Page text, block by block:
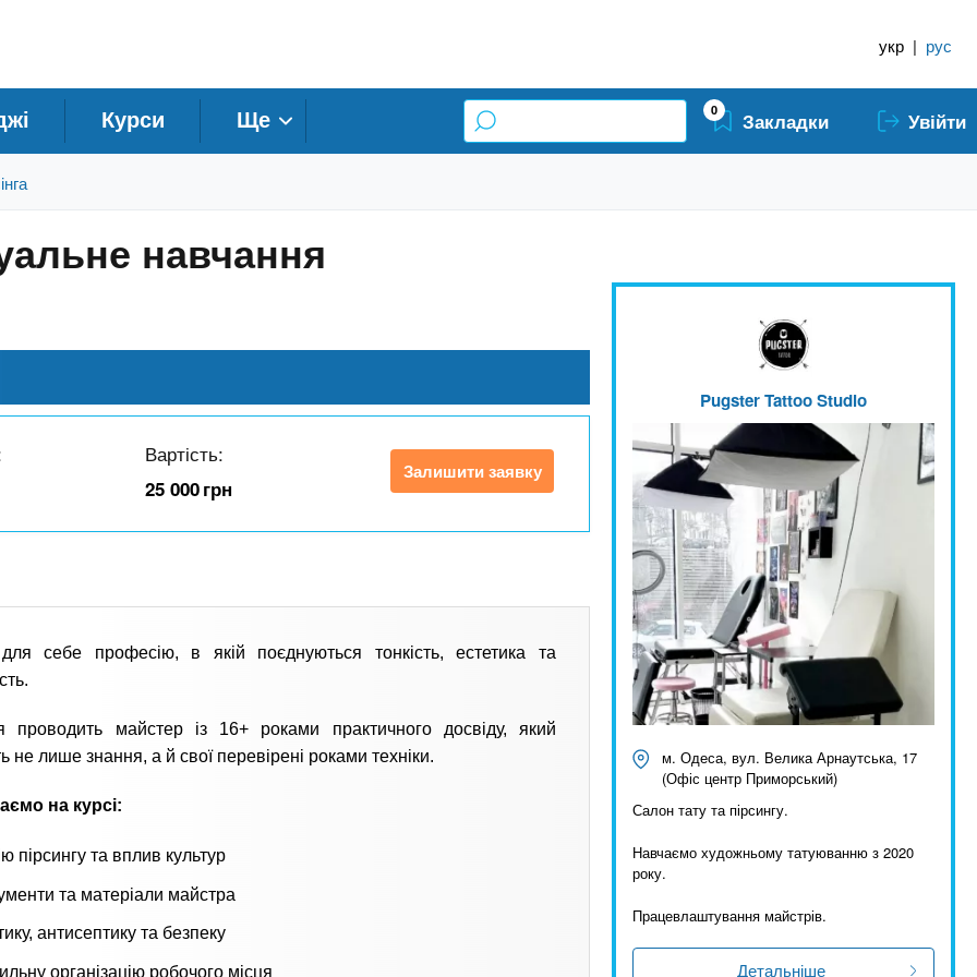
укр | рус
Курси Ще 0 Закладки Увійти
навчання
Вартість:
25 000грн
Залишити заявку
себе професію, в якій поєднуються тонкість, естетика та
проводить майстер із 16+ роками практичного досвіду, який
не лише знання, а й свої перевірені роками техніки.
на курсі:
пірсингу та вплив культур
та матеріали майстра
антисептику та безпеку
організацію робочого місця
Pugster Tattoo Studio
м. Одеса, вул. Велика Арнаутська, 17
(Офіс центр Приморський)
Салон тату та пірсингу.
Навчаємо художньому татуюванню з 2020
року.
Працевлаштування майстрів.
Детальніше